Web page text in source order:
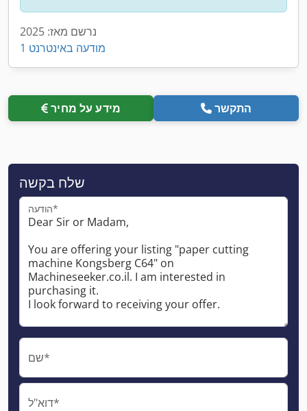
נרשם מאז: 2025
1 מודעה באינטרנט
מידע על מחיר התקשר
שלח בקשה
הודעה*
שם*
דוא"ל*